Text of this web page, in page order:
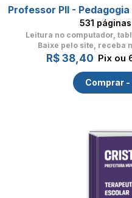
Professor PII -
531
Leitura no computador,
Baixe pelo site, receba
R$ 38,40 Pix ou
Comprar